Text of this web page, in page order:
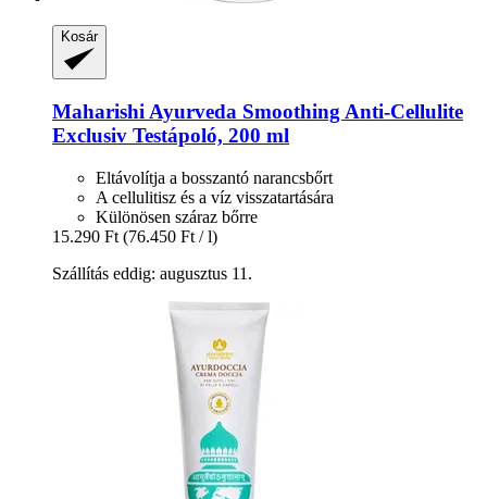
Kosár
Maharishi Ayurveda Smoothing Anti-​Cellulite
Exclusiv Testápoló, 200 ml
Eltávolítja a bosszantó narancsbőrt
A cellulitisz és a víz visszatartására
Különösen száraz bőrre
15.290 Ft (76.450 Ft / l)
Szállítás eddig: augusztus 11.